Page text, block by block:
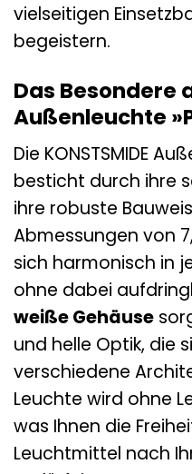
vielseitigen
begeistern.
Das Besondere
Außenleuchte
Die KONSTSMIDE
besticht durch ihre
ihre robuste
Abmessungen von
sich harmonisch in
ohne dabei
weiße Gehäuse
und helle Optik, die
verschiedene
Leuchte wird ohne
was Ihnen die
Leuchtmittel nach